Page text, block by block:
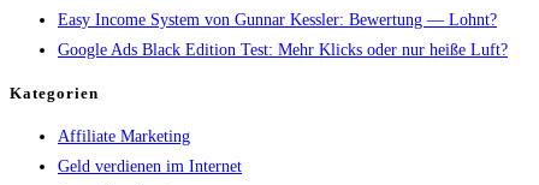
Easy Income System von Gunnar Kessler: Bewertung — Lohnt?
Google Ads Black Edition Test: Mehr Klicks oder nur heiße Luft?
Kategorien
Affiliate Marketing
Geld verdienen im Internet